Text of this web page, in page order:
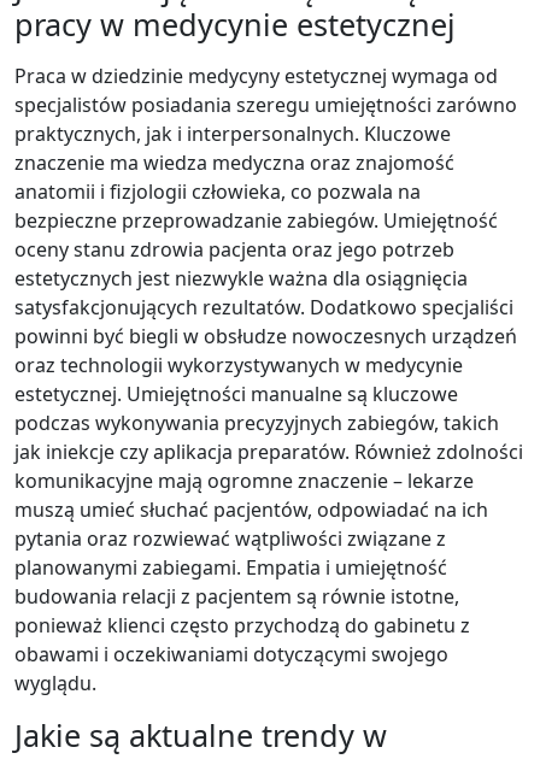
pracy w medycynie estetycznej
Praca w dziedzinie medycyny estetycznej wymaga od
specjalistów posiadania szeregu umiejętności zarówno
praktycznych, jak i interpersonalnych. Kluczowe
znaczenie ma wiedza medyczna oraz znajomość
anatomii i fizjologii człowieka, co pozwala na
bezpieczne przeprowadzanie zabiegów. Umiejętność
oceny stanu zdrowia pacjenta oraz jego potrzeb
estetycznych jest niezwykle ważna dla osiągnięcia
satysfakcjonujących rezultatów. Dodatkowo specjaliści
powinni być biegli w obsłudze nowoczesnych urządzeń
oraz technologii wykorzystywanych w medycynie
estetycznej. Umiejętności manualne są kluczowe
podczas wykonywania precyzyjnych zabiegów, takich
jak iniekcje czy aplikacja preparatów. Również zdolności
komunikacyjne mają ogromne znaczenie – lekarze
muszą umieć słuchać pacjentów, odpowiadać na ich
pytania oraz rozwiewać wątpliwości związane z
planowanymi zabiegami. Empatia i umiejętność
budowania relacji z pacjentem są równie istotne,
ponieważ klienci często przychodzą do gabinetu z
obawami i oczekiwaniami dotyczącymi swojego
wyglądu.
Jakie są aktualne trendy w